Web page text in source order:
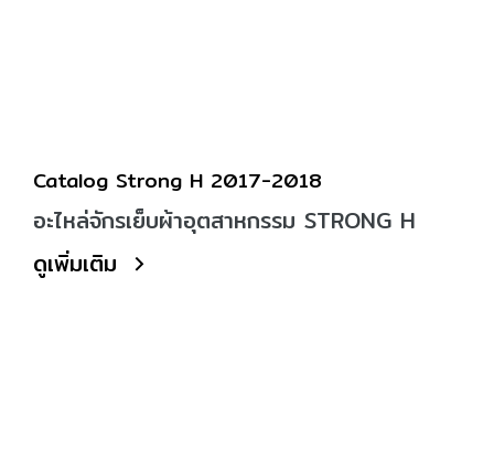
Catalog Strong H 2017-2018
อะไหล่จักรเย็บผ้าอุตสาหกรรม STRONG H
ดูเพิ่มเติม